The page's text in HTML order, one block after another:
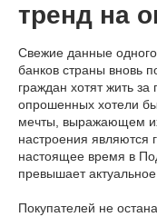
тренд на
Свежие данные
банков страны вновь
граждан хотят жить
опрошенных хотели
мечты, выражающем
настроения являются
настоящее время в
превышает
Покупателей не